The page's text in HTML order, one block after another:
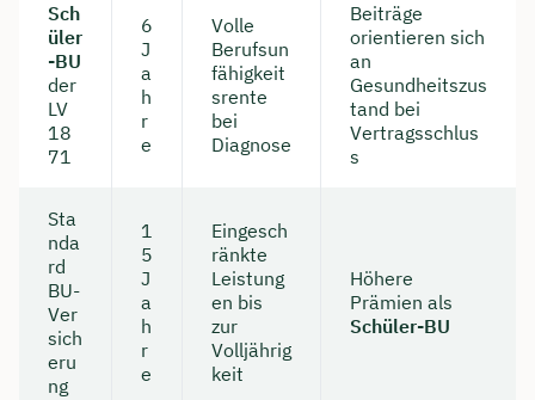
Sch
üler
-BU
der
LV
18
71
6
J
a
h
r
e
Volle
Berufsun
fähigkeit
srente
bei
Diagnose
Beiträge
orientieren sich
an
Gesundheitszus
tand bei
Vertragsschlus
s
Sta
nda
rd
BU-
Ver
sich
eru
ng
1
5
J
a
h
r
e
Eingesch
ränkte
Leistung
en bis
zur
Volljährig
keit
Höhere
Prämien als
Schüler-BU